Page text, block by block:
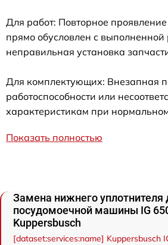
Для работ: Повторное
прямо обусловлен с
неправильная установка
Для комплектующих: Внезапная
работоспособности или
характеристикам при
Показать полностью
Замена нижнего уплотнителя
посудомоечной машины IG
Kuppersbusch
[dataset:services:name] Kuppersbusch